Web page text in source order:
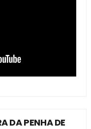
DA PENHA DE